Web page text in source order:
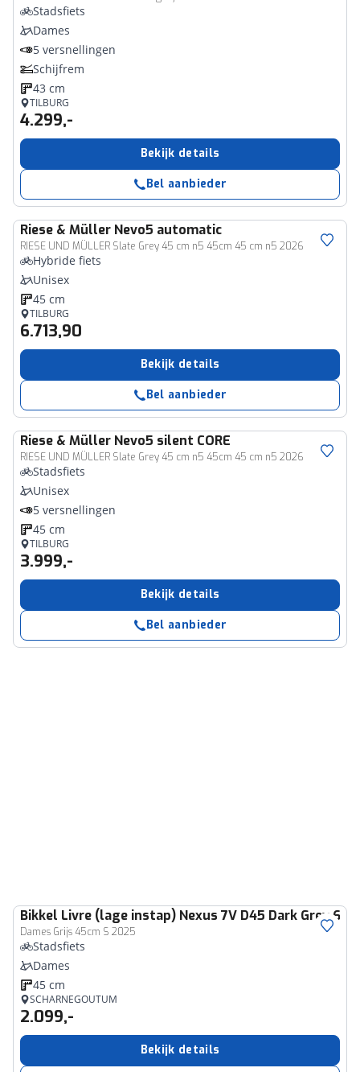
Stadsfiets
Dames
5 versnellingen
Schijfrem
43 cm
TILBURG
4.299,-
Bekijk details
Bel aanbieder
Riese & Müller Nevo5 automatic
RIESE UND MÜLLER Slate Grey 45 cm n5 45cm 45 cm n5 2026
Hybride fiets
Unisex
45 cm
TILBURG
6.713,90
Bekijk details
Bel aanbieder
Riese & Müller Nevo5 silent CORE
RIESE UND MÜLLER Slate Grey 45 cm n5 45cm 45 cm n5 2026
Stadsfiets
Unisex
5 versnellingen
45 cm
TILBURG
3.999,-
Bekijk details
Bel aanbieder
Bikkel Livre (lage instap) Nexus 7V D45 Dark Grey 630
Dames Grijs 45cm S 2025
Stadsfiets
Dames
45 cm
SCHARNEGOUTUM
2.099,-
Bekijk details